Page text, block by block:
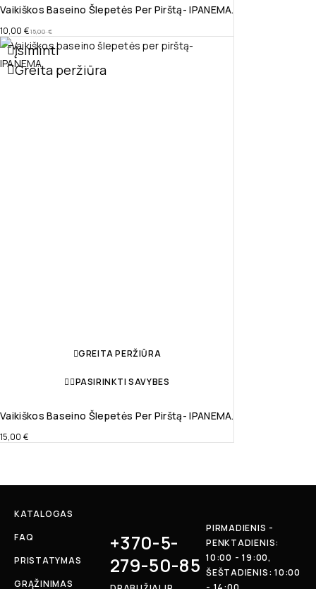
Vaikiškos Baseino Šlepetės Per Pirštą- IPANEMA.
15,00€
10,00 €
Įsiminti
Greita peržiūra
GREITA PERŽIŪRA
PASIRINKTI SAVYBES
Vaikiškos Baseino Šlepetės Per Pirštą- IPANEMA.
15,00 €
KATALOGAS
FAQ
PRISTATYMAS
GRĄŽINIMAS
+370-5-
279-50-85
PIRMADIENIS -
PENKTADIENIS:
10:00 - 19:00,
ŠEŠTADIENIS: 10:00